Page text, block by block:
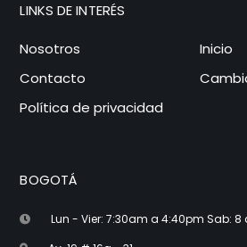
LINKS DE INTERÉS
Nosotros
Inicio
Contacto
Política de privacidad
BOGOTÁ
Lun - Vier: 7:30am a 4:40pm Sab: 8